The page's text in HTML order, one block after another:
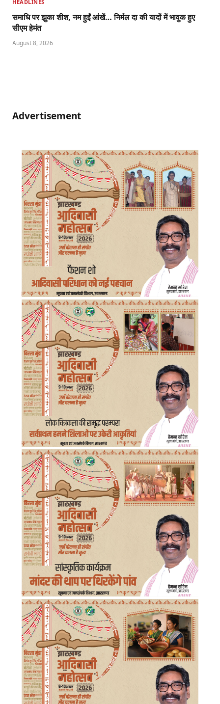
HEADLINES
समाधि पर झुका शीश, नम हुईं आंखें… निर्मल दा की यादों में भावुक हुए
सीएम हेमंत
August 8, 2026
Advertisement